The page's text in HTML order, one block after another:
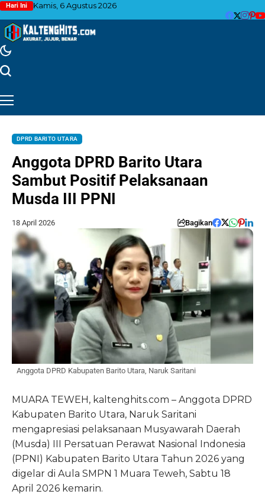
Hari Ini Kamis, 6 Agustus 2026
DPRD BARITO UTARA
Anggota DPRD Barito Utara
Sambut Positif Pelaksanaan
Musda III PPNI
18 April 2026 Bagikan
Anggota DPRD Kabupaten Barito Utara, Naruk Saritani
MUARA TEWEH, kaltenghits.com – Anggota DPRD
Kabupaten Barito Utara, Naruk Saritani
mengapresiasi pelaksanaan Musyawarah Daerah
(Musda) III Persatuan Perawat Nasional Indonesia
(PPNI) Kabupaten Barito Utara Tahun 2026 yang
digelar di Aula SMPN 1 Muara Teweh, Sabtu 18
April 2026 kemarin.